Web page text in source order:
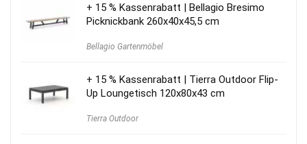
+ 15 % Kassenrabatt | Bellagio Bresimo
Picknickbank 260x40x45,5 cm
Bellagio Gartenmöbel
+ 15 % Kassenrabatt | Tierra Outdoor Flip-
Up Loungetisch 120x80x43 cm
Tierra Outdoor